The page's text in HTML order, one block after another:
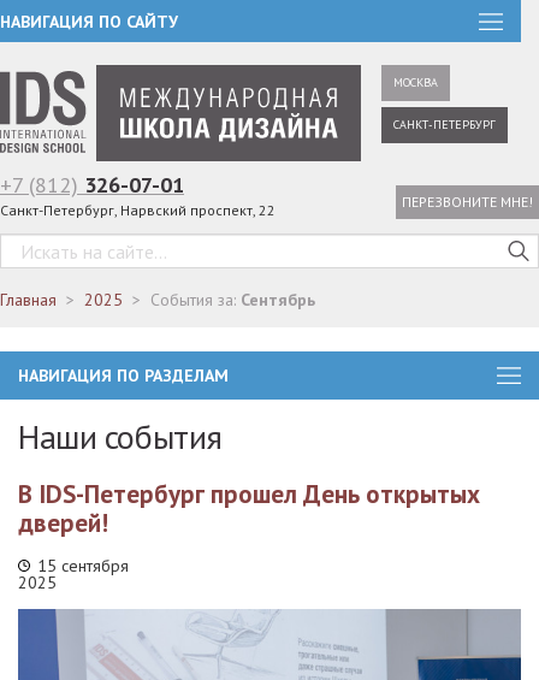
НАВИГАЦИЯ ПО САЙТУ
МОСКВА
САНКТ-ПЕТЕРБУРГ
+7 (812) 326-07-01
Санкт-Петербург, Нарвский проспект, 22 ПЕРЕЗВОНИТЕ МНЕ!
Главная 2025 События за: Сентябрь
НАВИГАЦИЯ ПО РАЗДЕЛАМ
Наши события
В IDS-Петербург прошел День открытых
дверей!
15 сентября
2025